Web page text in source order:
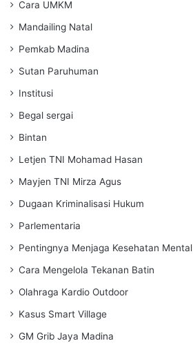
Cara UMKM
Mandailing Natal
Pemkab Madina
Sutan Paruhuman
Institusi
Begal sergai
Bintan
Letjen TNI Mohamad Hasan
Mayjen TNI Mirza Agus
Dugaan Kriminalisasi Hukum
Parlementaria
Pentingnya Menjaga Kesehatan Mental
Cara Mengelola Tekanan Batin
Olahraga Kardio Outdoor
Kasus Smart Village
GM Grib Jaya Madina